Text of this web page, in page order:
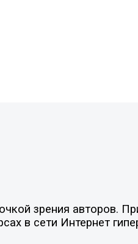
зрения авторов.
в сети Интернет